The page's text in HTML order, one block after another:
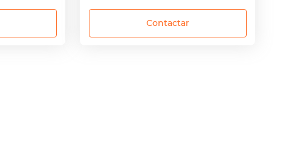
Contactar